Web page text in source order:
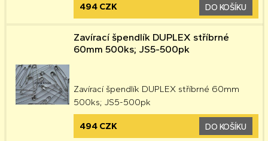
494 CZK DO KOŠÍKU
Zavírací špendlík DUPLEX stříbrné
60mm 500ks; JS5-500pk
Zavírací špendlík DUPLEX stříbrné 60mm
500ks; JS5-500pk
494 CZK DO KOŠÍKU